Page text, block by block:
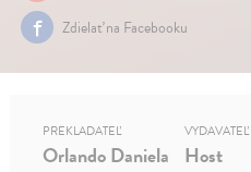
Zdielať na Facebooku
PREKLADATEĽ
Orlando Daniela
VYDAVATEĽ
Host